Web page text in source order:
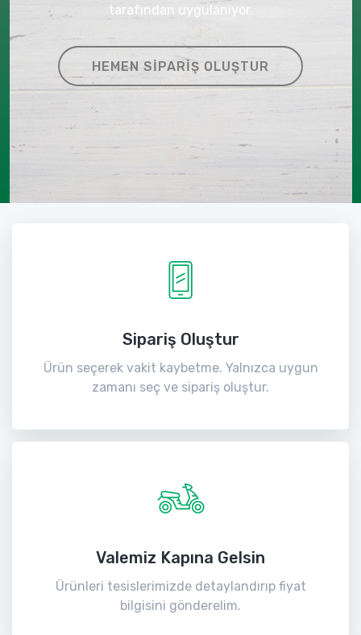
tarafından uygulanıyor.
HEMEN SIPARIŞ OLUŞTUR
Sipariş Oluştur
Ürün seçerek vakit kaybetme. Yalnızca uygun
zamanı seç ve sipariş oluştur.
Valemiz Kapına Gelsin
Ürünleri tesislerimizde detaylandırıp fiyat
bilgisini gönderelim.